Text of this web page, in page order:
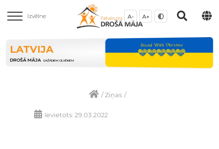
Izvēlne A- A+
LATVIJA
DROŠĀ MĀJA DAŽĀDIEM CILVĒKIEM
/Ziņas /
Ievietots: 29.03.2022